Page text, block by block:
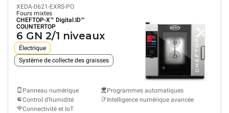
XEDA-0621-EXRS-PO
Fours mixtes
CHEFTOP-X™ Digital.ID™
COUNTERTOP
6 GN 2/1 niveaux
Électrique
Système de collecte des graisses
Panneau numérique
Control d'humidité
Connectivité et IoT
Programmes automatiques
Intelligence numérique avancée